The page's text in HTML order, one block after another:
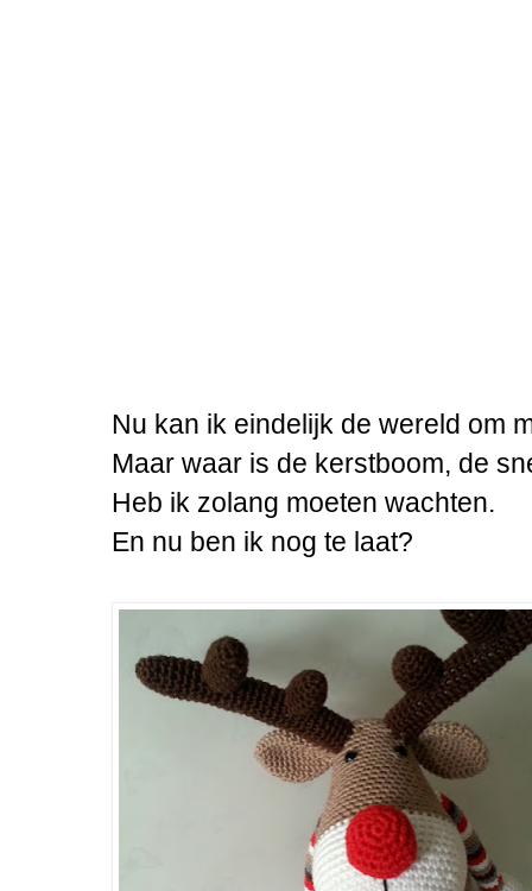
Nu kan ik eindelijk de wereld om
Maar waar is de kerstboom, de
Heb ik zolang moeten wachten.
En nu ben ik nog te laat?